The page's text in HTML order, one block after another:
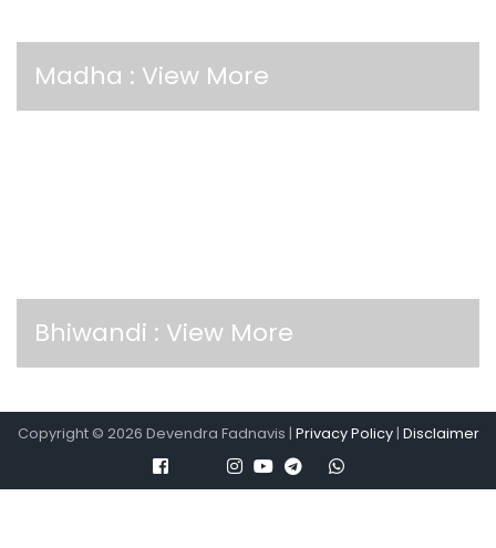
Madha : View More
Bhiwandi : View More
Copyright © 2026 Devendra Fadnavis | Privacy Policy| Disclaimer